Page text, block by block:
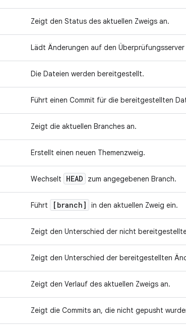
Zeigt den Status des aktuellen Zweigs an.
Lädt Änderungen auf den Überprüfungsserver
Die Dateien werden bereitgestellt.
Führt einen Commit für die bereitgestellten
Zeigt die aktuellen Branches an.
Erstellt einen neuen Themenzweig.
Wechselt HEAD zum angegebenen Branch.
Führt [branch] in den aktuellen Zweig ein.
Zeigt den Unterschied der nicht
Zeigt den Unterschied der bereitgestellten
Zeigt den Verlauf des aktuellen Zweigs an.
Zeigt die Commits an, die nicht gepusht